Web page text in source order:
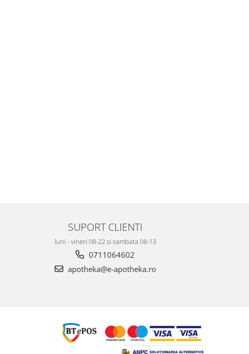
SUPORT CLIENTI
luni - vineri 08-22 si sambata 08-13
0711064602
apotheka@e-apotheka.ro